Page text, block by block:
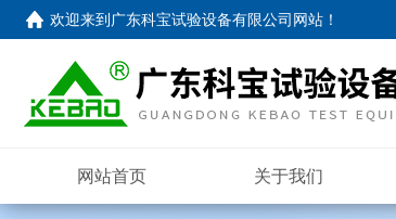
欢迎来到 广东科宝试验设备有限公司网站 ！
网站首页 关于我们